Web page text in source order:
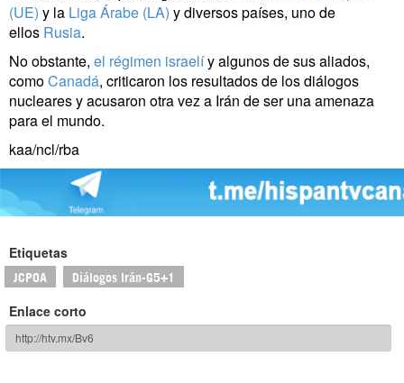
(UE) y la Liga Árabe (LA) y diversos países, uno de
ellos Rusia.
No obstante, el régimen israelíy algunos de sus aliados,
comoCanadá, criticaron los resultados de los diálogos
nucleares y acusaron otra vez a Irán de ser una amenaza
para el mundo.
kaa/ncl/rba
Etiquetas
JCPOA Diálogos Irán-G5+1
Enlace corto